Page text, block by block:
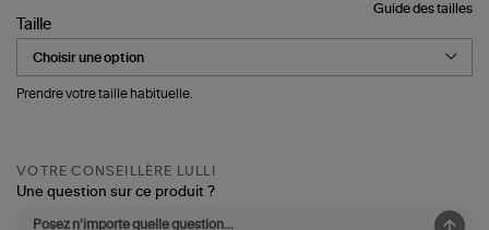
Guide des tailles
Taille
Prendre votre taille habituelle.
VOTRE CONSEILLÈRE LULLI
Une question sur ce produit ?